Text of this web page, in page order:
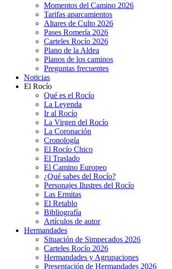
Momentos del Camino 2026
Tarifas aparcamientos
Altares de Culto 2026
Pases Romería 2026
Carteles Rocío 2026
Plano de la Aldea
Planos de los caminos
Preguntas frecuentes
Noticias
El Rocío
Qué es el Rocío
La Leyenda
Ir al Rocío
La Virgen del Rocío
La Coronación
Cronología
El Rocío Chico
El Traslado
El Camino Europeo
¿Qué sabes del Rocío?
Personajes Ilustres del Rocío
Las Ermitas
El Retablo
Bibliografía
Artículos de autor
Hermandades
Situación de Simpecados 2026
Carteles Rocío 2026
Hermandades y Agrupaciones
Presentación de Hermandades 2026